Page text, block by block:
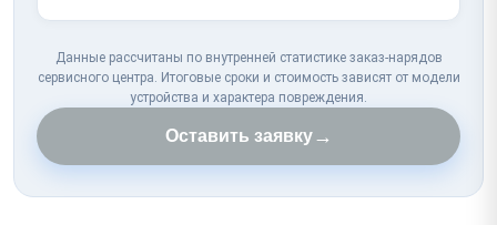
Данные рассчитаны по внутренней статистике заказ-нарядов
сервисного центра. Итоговые сроки и стоимость зависят от модели
устройства и характера повреждения.
Оставить заявку→